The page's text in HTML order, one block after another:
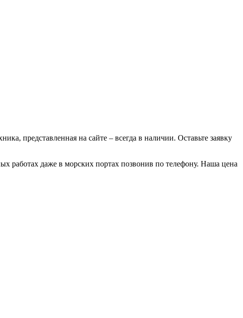
представленная на сайте – всегда в наличии. Оставьте заявку
работах даже в морских портах позвонив по телефону. Наша цена